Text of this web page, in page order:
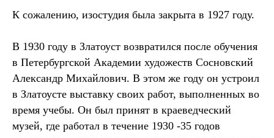
К сожалению, изостудия была закрыта в 1927 году.
В 1930 году в Златоуст возвратился после обучения
в Петербургской Академии художеств Сосновский
Александр Михайлович. В этом же году он устроил
в Златоусте выставку своих работ, выполненных во
время учебы. Он был принят в краеведческий
музей, где работал в течение 1930 -35 годов